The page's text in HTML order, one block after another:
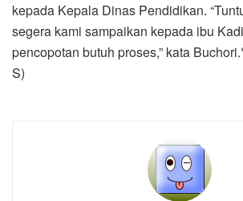
kepada Kepala Dinas Pendidikan.
segera kami sampaikan kepada ibu
pencopotan butuh proses,” kata
S)